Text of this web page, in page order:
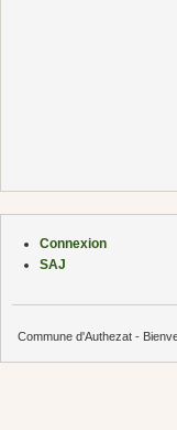
Connexion
SAJ
Commune d'Authezat -